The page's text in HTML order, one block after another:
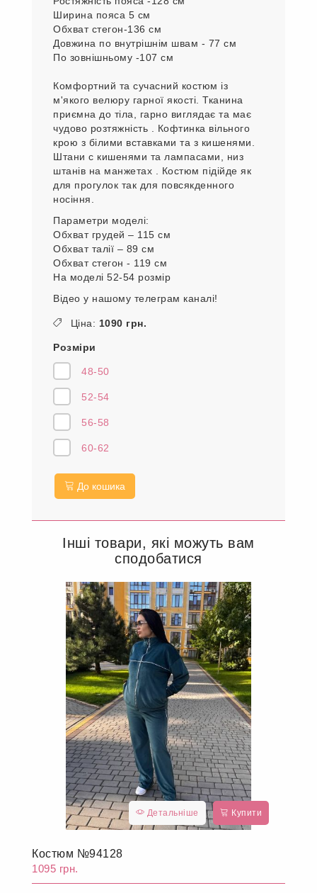
Обхват грудей -144 см
Обхват стегон -138 см
Довжина рукавів від горловини- 80 см
Довжина верху -77 см
Ростяжність пояса -128 см
Ширина пояса 5 см
Обхват стегон-136 см
Довжина по внутрішнім швам - 77 см
По зовнішньому -107 см
Комфортний та сучасний костюм із
м'якого велюру гарної якості. Тканина
приємна до тіла, гарно виглядає та має
крою з білими вставками та з кишенями.
Штани с кишенями та лампасами, низ
штанів на манжетах . Костюм підійде як
для прогулок так для повсякденного
носіння.
Параметри моделі:
Обхват грудей – 115 см
Обхват стегон - 119 см
На моделі 52-54 розмір
Відео у нашому телеграм каналі!
Розміри
52-54
Інші товари, які можуть вам
сподобатися